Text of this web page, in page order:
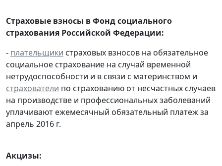
Страховые взносы в Фонд социального
страхования Российской Федерации:
- плательщики страховых взносов на обязательное
социальное страхование на случай временной
нетрудоспособности и в связи с материнством и
страхователи по страхованию от несчастных случаев
на производстве и профессиональных заболеваний
уплачивают ежемесячный обязательный платеж за
апрель 2016 г.
Акцизы: